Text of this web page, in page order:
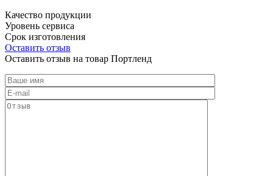
Качество продукции
Уровень сервиса
Срок изготовления
Оставить отзыв
Оставить отзыв на товар Портленд